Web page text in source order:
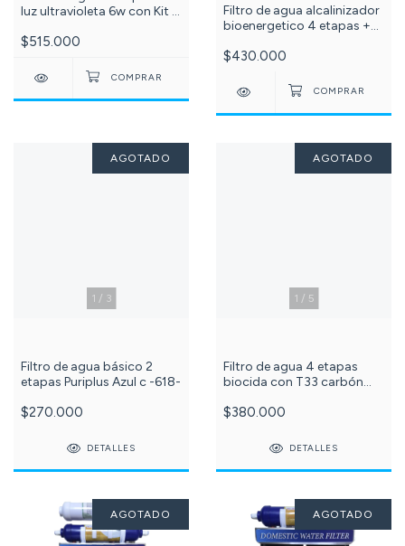
luz ultravioleta 6w con Kit x
y tubo uv 6w c -210-572-
$515.000
Filtro de agua alcalinizador
bioenergetico 4 etapas +
sedimentos, carbón
501-
$430.000
1 / 3
AGOTADO
Filtro de agua básico 2
etapas Puriplus Azul c -618-
$270.000
DETALLES
1 / 5
AGOTADO
Filtro de agua 4 etapas
biocida con T33 carbón
105-031-
$380.000
DETALLES
AGOTADO AGOTADO